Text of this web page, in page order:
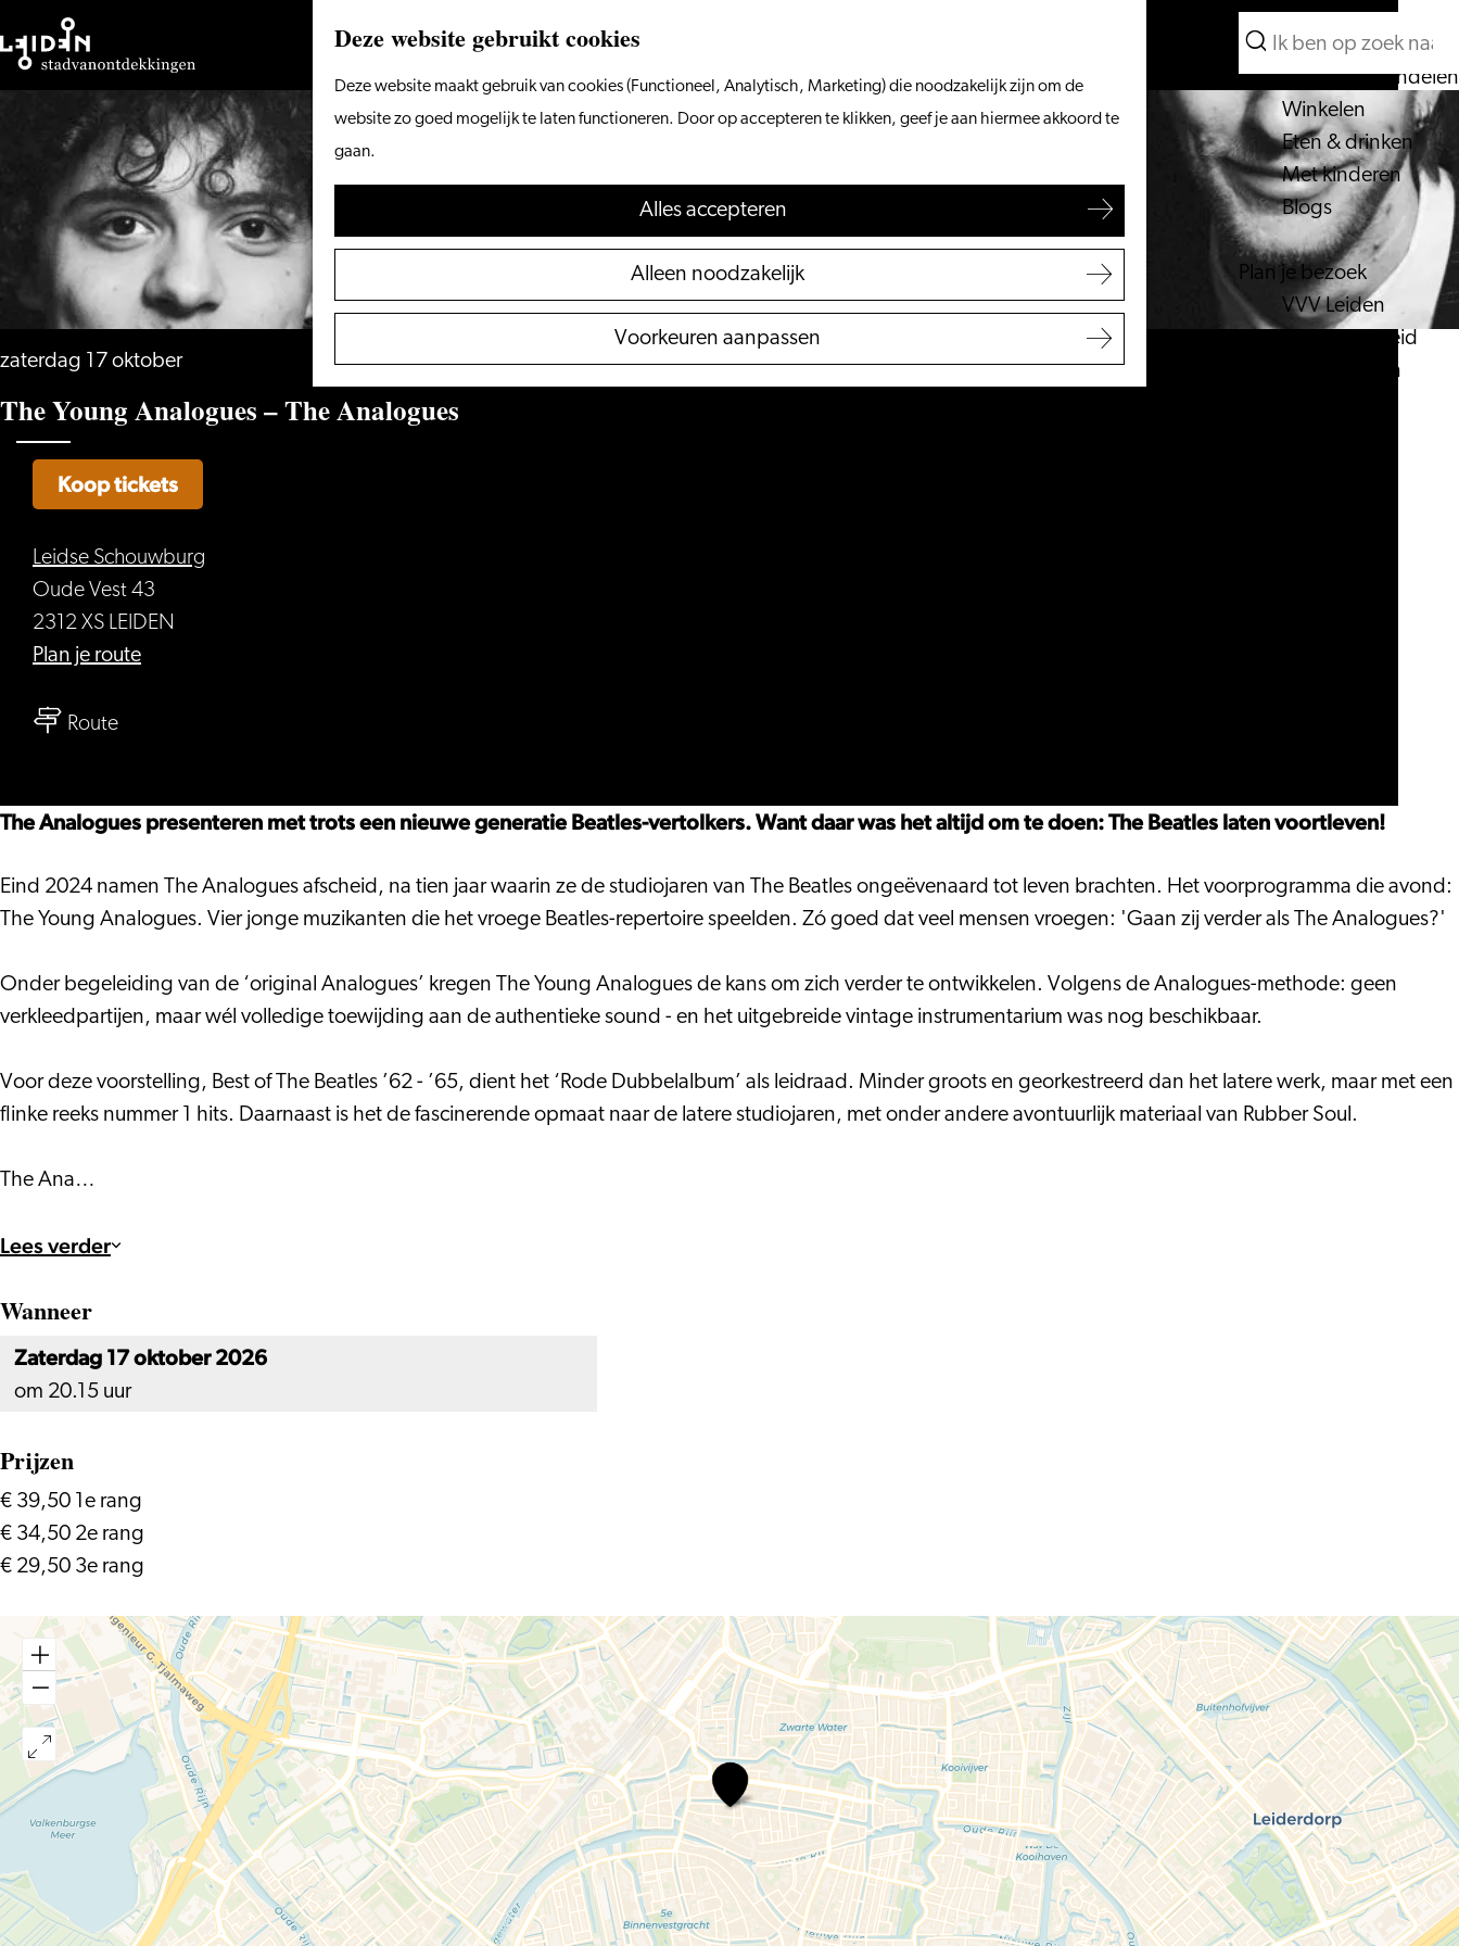
Deze website gebruikt cookies
Deze website maakt gebruik van cookies (Functioneel, Analytisch, Marketing) die noodzakelijk zijn om de
website zo goed mogelijk te laten functioneren. Door op accepteren te klikken, geef je aan hiermee akkoord te
gaan.
Alles accepteren
Alleen noodzakelijk
Voorkeuren aanpassen
Ga
homepage
Menu
Zoeken
Wat te doen
Vanaf het water
Fietsen & wandelen
Winkelen
Eten & drinken
Met kinderen
Blogs
Plan je bezoek
VVV Leiden
Bereikbaarheid
Overnachten
Zoeken
zaterdag 17 oktober
The Young Analogues – The Analogues
Leidse Schouwburg
Oude Vest 43
2312 XS LEIDEN
Plan je routenaar
The
Routenaar
Analogues
The
Analogues
Koop tickets
The Analogues presenteren met trots een nieuwe generatie Beatles-vertolkers. Want daar was het altijd om te doen: The Beatles laten voortleven!
Eind 2024 namen The Analogues afscheid, na tien jaar waarin ze de studiojaren van The Beatles ongeëvenaard tot leven brachten. Het voorprogramma die avond:
The Young Analogues. Vier jonge muzikanten die het vroege Beatles-repertoire speelden. Zó goed dat veel mensen vroegen: 'Gaan zij verder als The Analogues?'
Onder begeleiding van de ‘original Analogues’ kregen The Young Analogues de kans om zich verder te ontwikkelen. Volgens de Analogues-methode: geen
verkleedpartijen, maar wél volledige toewijding aan de authentieke sound - en het uitgebreide vintage instrumentarium was nog beschikbaar.
Voor deze voorstelling, Best of The Beatles ’62 - ’65, dient het ‘Rode Dubbelalbum’ als leidraad. Minder groots en georkestreerd dan het latere werk, maar met een
flinke reeks nummer 1 hits. Daarnaast is het de fascinerende opmaat naar de latere studiojaren, met onder andere avontuurlijk materiaal van Rubber Soul.
The Ana…
Lees verder
Wanneer
Zaterdag 17 oktober 2026
om 20.15 uur
Prijzen
€ 39,50 1e rang
€ 34,50 2e rang
€ 29,50 3e rang
The
Young
Analogues
–
The
Analogues